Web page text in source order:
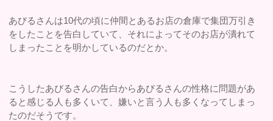
あびるさんは10代の頃に仲間とあるお店の倉庫で集団万引き
をしたことを告白していて、それによってそのお店が潰れて
しまったことを明かしているのだとか。
こうしたあびるさんの告白からあびるさんの性格に問題があ
ると感じる人も多くいて、嫌いと言う人も多くなってしまっ
たのだそうです。